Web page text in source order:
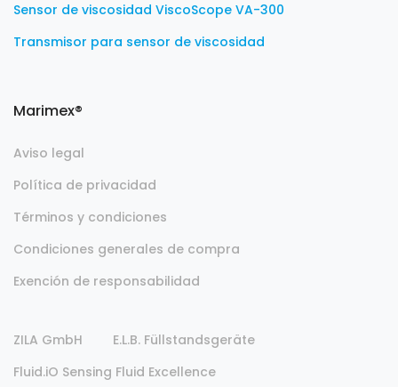
Sensor de viscosidad ViscoScope VA-300
Transmisor para sensor de viscosidad
Marimex®
Aviso legal
Política de privacidad
Términos y condiciones
Condiciones generales de compra
Exención de responsabilidad
ZILA GmbH
E.L.B. Füllstandsgeräte
Fluid.iO Sensing Fluid Excellence